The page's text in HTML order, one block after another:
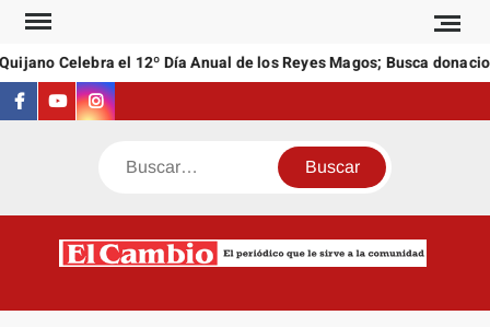
Saltar
contenidoCelebra el 12º Día Anual de los Reyes Magos; Busca
Facebook
YoutubeInstagram
Buscar